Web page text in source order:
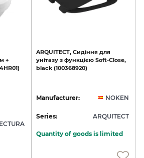
+
ARQUITECT, Сидіння для
унітазу з функцією Soft-Close,
black (100368920)
Manufacturer: NOKEN
Series: ARQUITECT
Quantity of goods is limited